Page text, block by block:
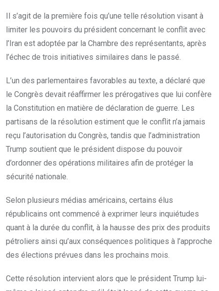
Il s’agit de la première fois qu’une telle résolution visant à
limiter les pouvoirs du président concernant le conflit avec
l’Iran est adoptée par la Chambre des représentants, après
l’échec de trois initiatives similaires dans le passé.
L’un des parlementaires favorables au texte, a déclaré que
le Congrès devait réaffirmer les prérogatives que lui confère
la Constitution en matière de déclaration de guerre. Les
partisans de la résolution estiment que le conflit n’a jamais
reçu l’autorisation du Congrès, tandis que l’administration
Trump soutient que le président dispose du pouvoir
d’ordonner des opérations militaires afin de protéger la
sécurité nationale.
Selon plusieurs médias américains, certains élus
républicains ont commencé à exprimer leurs inquiétudes
quant à la durée du conflit, à la hausse des prix des produits
pétroliers ainsi qu’aux conséquences politiques à l’approche
des élections prévues dans les prochains mois.
Cette résolution intervient alors que le président Trump lui-